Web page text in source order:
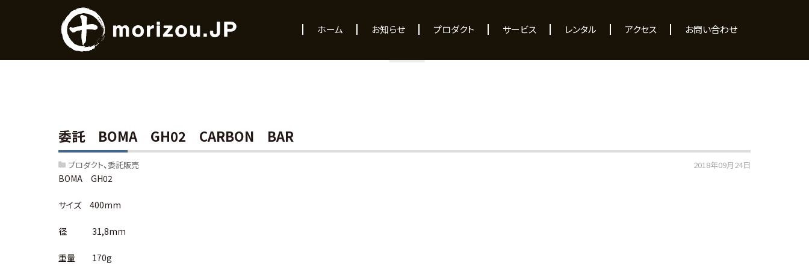
ホーム お知らせ プロダクト サービス レンタル アクセス お問い合わせ
NEWS
委託 BOMA GH02 CARBON BAR
プロダクト 委託販売 2018年09月24日
BOMA GH02
サイズ 400mm
径 31,8mm
重量 170g